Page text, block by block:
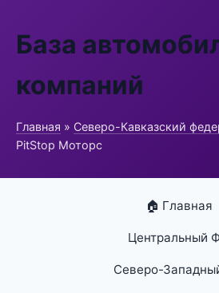
База
компаний
Главная » Северо-Кавказский
PitStop Моторс
🏠 Главная
Центральный
Северо-